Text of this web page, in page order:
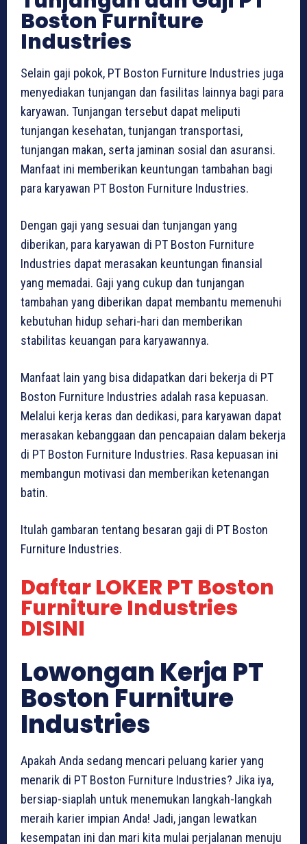
Boston Furniture
Industries
Selain gaji pokok, PT Boston Furniture Industries juga
menyediakan tunjangan dan fasilitas lainnya bagi para
karyawan. Tunjangan tersebut dapat meliputi
tunjangan kesehatan, tunjangan transportasi,
tunjangan makan, serta jaminan sosial dan asuransi.
Manfaat ini memberikan keuntungan tambahan bagi
para karyawan PT Boston Furniture Industries.
Dengan gaji yang sesuai dan tunjangan yang
diberikan, para karyawan di PT Boston Furniture
Industries dapat merasakan keuntungan finansial
yang memadai. Gaji yang cukup dan tunjangan
tambahan yang diberikan dapat membantu memenuhi
kebutuhan hidup sehari-hari dan memberikan
stabilitas keuangan para karyawannya.
Manfaat lain yang bisa didapatkan dari bekerja di PT
Boston Furniture Industries adalah rasa kepuasan.
Melalui kerja keras dan dedikasi, para karyawan dapat
merasakan kebanggaan dan pencapaian dalam bekerja
di PT Boston Furniture Industries. Rasa kepuasan ini
membangun motivasi dan memberikan ketenangan
batin.
Itulah gambaran tentang besaran gaji di PT Boston
Furniture Industries.
Daftar LOKER PT Boston
Furniture Industries
DISINI
Lowongan Kerja PT
Boston Furniture
Industries
Apakah Anda sedang mencari peluang karier yang
menarik di PT Boston Furniture Industries? Jika iya,
bersiap-siaplah untuk menemukan langkah-langkah
meraih karier impian Anda! Jadi, jangan lewatkan
kesempatan ini dan mari kita mulai perjalanan menuju